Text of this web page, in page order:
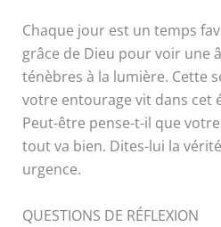
Chaque jour est un temps
grâce de Dieu pour voir une
ténèbres à la lumière. Cette
votre entourage vit dans cet
Peut-être pense-t-il que
tout va bien. Dites-lui la
urgence.
QUESTIONS DE RÉFLEXION